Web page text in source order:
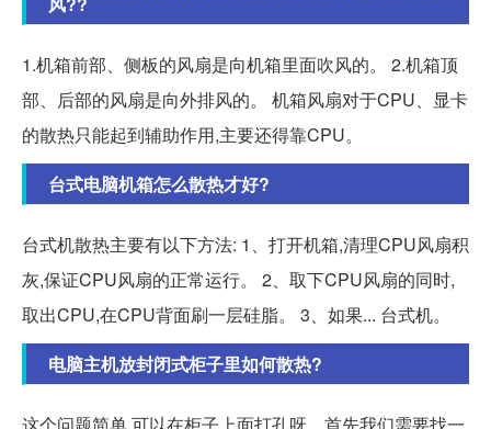
1.机箱前部、侧板的风扇是向机箱里面吹风的。 2.机箱顶
部、后部的风扇是向外排风的。 机箱风扇对于CPU、显卡
的散热只能起到辅助作用,主要还得靠CPU。
台式电脑机箱怎么散热才好?
台式机散热主要有以下方法: 1、打开机箱,清理CPU风扇积
灰,保证CPU风扇的正常运行。 2、取下CPU风扇的同时,
取出CPU,在CPU背面刷一层硅脂。 3、如果... 台式机。
电脑主机放封闭式柜子里如何散热?